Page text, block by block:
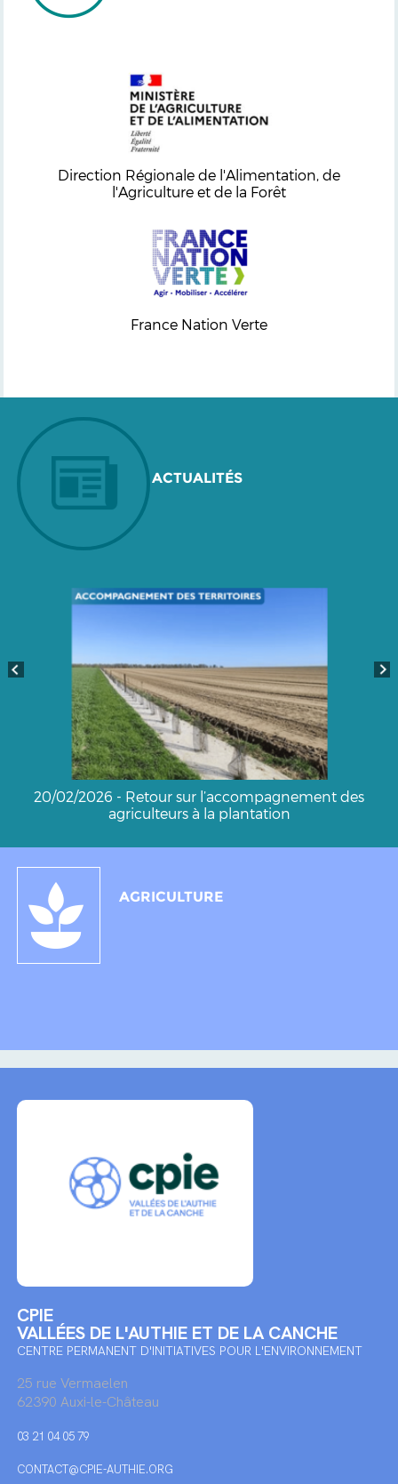
Direction Régionale de l'Alimentation, de
l'Agriculture et de la Forêt
France Nation Verte
ACTUALITÉS
20/02/2026 - Retour sur l’accompagnement des
agriculteurs à la plantation
AGRICULTURE
CPIE
VALLÉES DE L'AUTHIE ET DE LA CANCHE
CENTRE PERMANENT D'INITIATIVES POUR L'ENVIRONNEMENT
25 rue Vermaelen
62390 Auxi-le-Château
03 21 04 05 79
CONTACT@CPIE-AUTHIE.ORG